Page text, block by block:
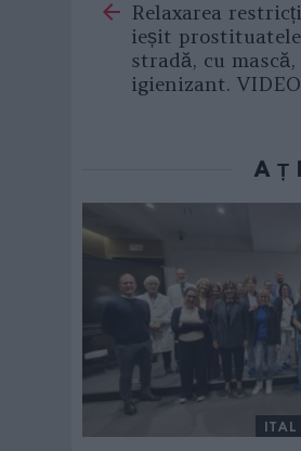
moreRelaxarea
ieșit
stradă, cu
igienizant. VIDEO